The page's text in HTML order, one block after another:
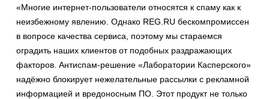
«Многие интернет-пользователи относятся к спаму как к
неизбежному явлению. Однако REG.RU бескомпромиссен
в вопросе качества сервиса, поэтому мы стараемся
оградить наших клиентов от подобных раздражающих
факторов. Антиспам-решение «Лаборатории Касперского»
надёжно блокирует нежелательные рассылки с рекламной
информацией и вредоносным ПО. Этот продукт не только